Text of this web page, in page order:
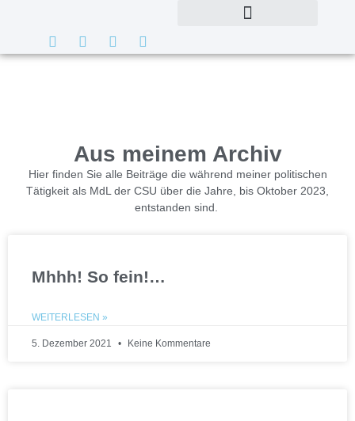
Aus meinem Archiv
Hier finden Sie alle Beiträge die während meiner politischen
Tätigkeit als MdL der CSU über die Jahre, bis Oktober 2023,
entstanden sind.
Mhhh! So fein!…
WEITERLESEN »
5. Dezember 2021 Keine Kommentare